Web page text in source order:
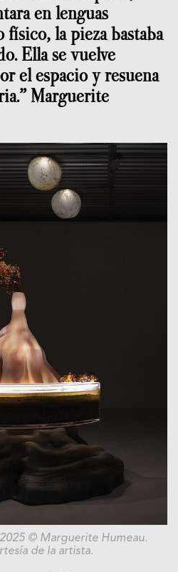
en lenguas
la pieza bastaba
Ella se vuelve
el espacio y resuena
Marguerite
© Marguerite Humeau.
de la artista.